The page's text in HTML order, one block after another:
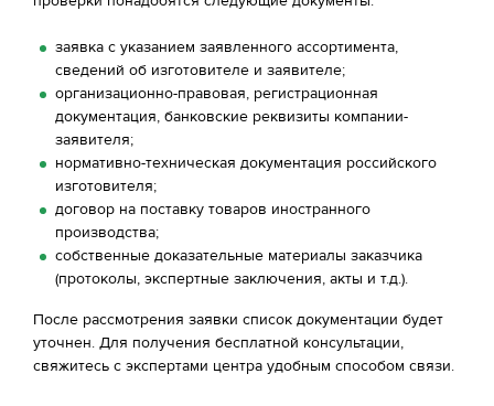
заявка с указанием заявленного ассортимента,
сведений об изготовителе и заявителе;
организационно-правовая, регистрационная
документация, банковские реквизиты компании-
заявителя;
нормативно-техническая документация российского
изготовителя;
договор на поставку товаров иностранного
производства;
собственные доказательные материалы заказчика
(протоколы, экспертные заключения, акты и т.д.).
После рассмотрения заявки список документации будет
уточнен. Для получения бесплатной консультации,
свяжитесь с экспертами центра удобным способом связи.